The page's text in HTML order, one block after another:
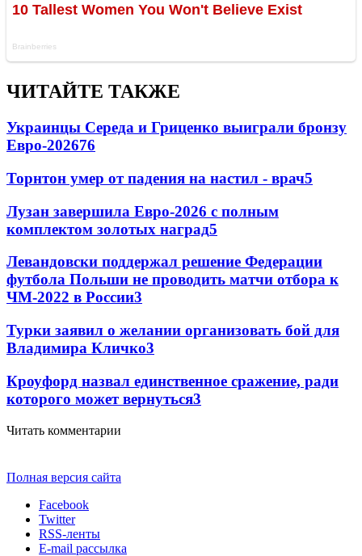
ЧИТАЙТЕ ТАКЖЕ
Украинцы Середа и Гриценко выиграли бронзу
Евро-202676
Торнтон умер от падения на настил - врач5
Лузан завершила Евро-2026 с полным
комплектом золотых наград5
Левандовски поддержал решение Федерации
футбола Польши не проводить матчи отбора к
ЧМ-2022 в России3
Турки заявил о желании организовать бой для
Владимира Кличко3
Кроуфорд назвал единственное сражение, ради
которого может вернуться3
Читать комментарии
Полная версия сайта
Facebook
Twitter
RSS-ленты
E-mail рассылка